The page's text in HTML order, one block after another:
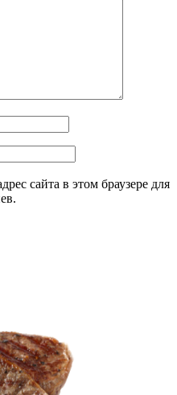
сайта в этом браузере для